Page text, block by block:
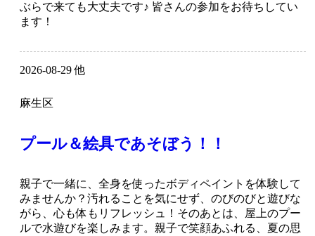
ぶらで来ても大丈夫です♪ 皆さんの参加をお待ちしてい
ます！
2026-08-29 他
麻生区
プール＆絵具であそぼう！！
親子で一緒に、全身を使ったボディペイントを体験して
みませんか？汚れることを気にせず、のびのびと遊びな
がら、心も体もリフレッシュ！そのあとは、屋上のプー
ルで水遊びを楽しみます。親子で笑顔あふれる、夏の思